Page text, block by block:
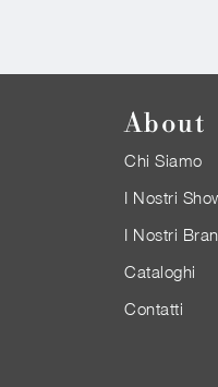
About
Chi Siamo
I Nostri
I Nostri
Cataloghi
Contatti